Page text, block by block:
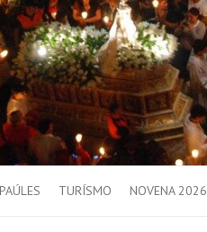
PAÚLES TURÍSMO NOVENA 2026